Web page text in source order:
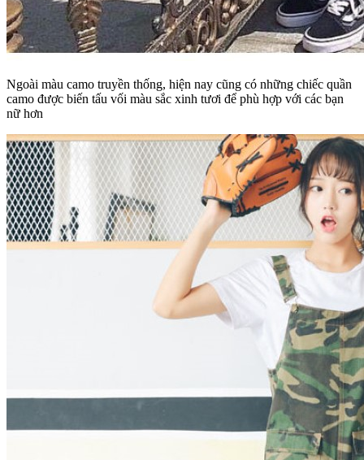
Ngoài màu camo truyền thống, hiện nay cũng có những chiếc quần
camo được biến tấu vối màu sắc xinh tươi để phù hợp với các bạn
nữ hơn